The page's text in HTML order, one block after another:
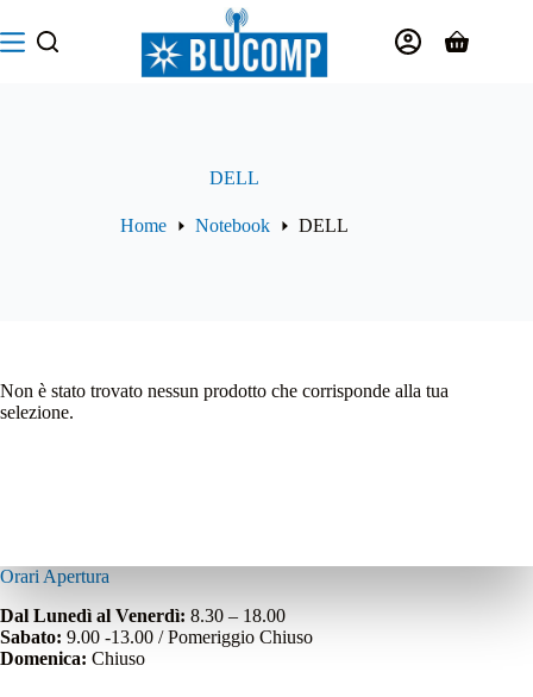
al
contenuto
Carrello
DELL
Home Notebook DELL
Non è stato trovato nessun prodotto che corrisponde alla tua
selezione.
Orari Apertura
Dal Lunedì al Venerdì: 8.30 – 18.00
Sabato: 9.00 -13.00 / Pomeriggio Chiuso
Domenica: Chiuso